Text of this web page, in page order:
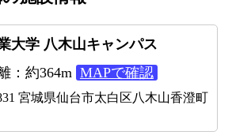
大学 八木山キャンパス
：約364m MAPで確認
宮城県仙台市太白区八木山香澄町